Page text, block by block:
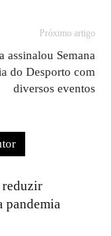
Próximo artigo
assinalou Semana
do Desporto com
diversos eventos
reduzir
pandemia